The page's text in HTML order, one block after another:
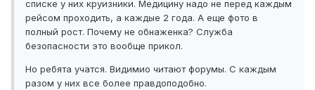
списке у них круизники. Медицину надо не перед каждым
рейсом проходить, а каждые 2 года. А еще фото в
полный рост. Почему не обнаженка? Служба
безопасности это вообще прикол.
Но ребята учатся. Видимио читают форумы. С каждым
разом у них все более правдоподобно.